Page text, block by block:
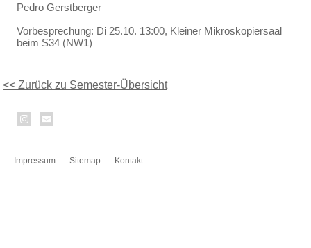
Pedro Gerstberger
Vorbesprechung: Di 25.10. 13:00, Kleiner Mikroskopiersaal
beim S34 (NW1)
<< Zurück zu Semester-Übersicht
Impressum Sitemap Kontakt